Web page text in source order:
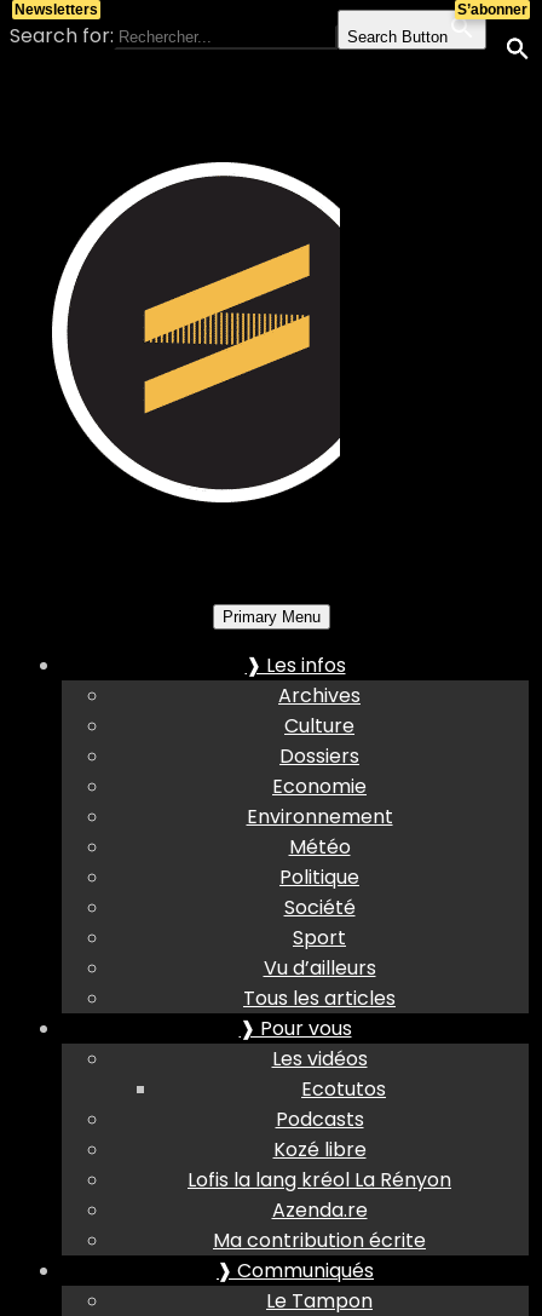
Search for: Search Button
Primary Menu
❱ Les infos
Archives
Culture
Dossiers
Economie
Environnement
Météo
Politique
Société
Sport
Vu d’ailleurs
Tous les articles
❱ Pour vous
Les vidéos
Ecotutos
Podcasts
Kozé libre
Lofis la lang kréol La Rényon
Azenda.re
Ma contribution écrite
❱ Communiqués
Le Tampon
S’abonner
Newsletters